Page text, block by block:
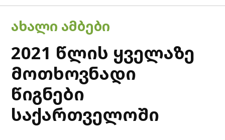
POSTED
ᲐᲮᲐᲚᲘ ᲐᲛᲑᲔᲑᲘ
2021 წლის ყველაზე
მოთხოვნადი
წიგნები
საქართველოში